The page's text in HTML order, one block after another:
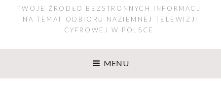
TWOJE ŹRÓDŁO BEZSTRONNYCH INFORMACJI
NA TEMAT ODBIORU NAZIEMNEJ TELEWIZJI
CYFROWEJ W POLSCE.
MENU